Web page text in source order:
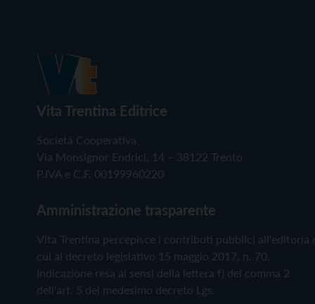
Vita Trentina Editrice
Società Cooperativa
Via Monsignor Endrici, 14 – 38122 Trento
P.IVA e C.F. 00199960220
Amministrazione trasparente
Vita Trentina percepisce i contributi pubblici all'editoria
cui al decreto legislativo 15 maggio 2017, n. 70.
Indicazione resa ai sensi della lettera f) del comma 2
dell'art. 5 del medesimo decreto Lgs.